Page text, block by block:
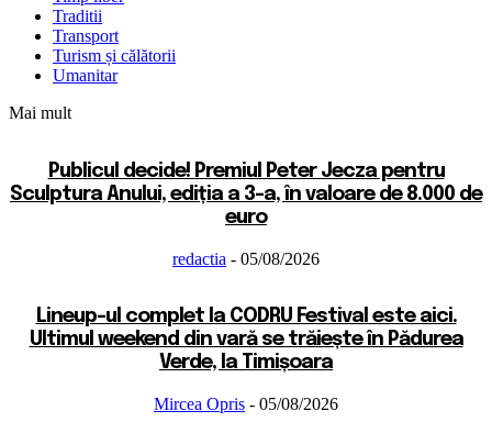
Traditii
Transport
Turism și călătorii
Umanitar
Mai mult
Publicul decide! Premiul Peter Jecza pentru
Sculptura Anului, ediția a 3-a, în valoare de 8.000 de
euro
redactia - 05/08/2026
Lineup-ul complet la CODRU Festival este aici.
Ultimul weekend din vară se trăiește în Pădurea
Verde, la Timișoara
Mircea Opris - 05/08/2026